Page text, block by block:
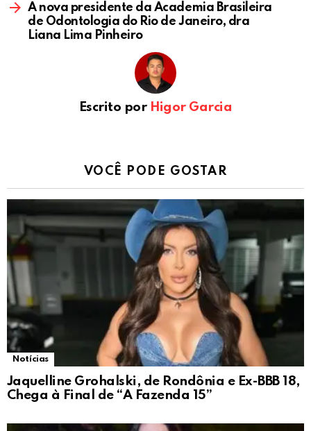
A nova presidente da Academia Brasileira
de Odontologia do Rio de Janeiro, dra
Liana Lima Pinheiro
Escrito por Higor Garcia
VOCÊ PODE GOSTAR
Notícias
Jaquelline Grohalski, de Rondônia e Ex-BBB 18,
Chega à Final de “A Fazenda 15”